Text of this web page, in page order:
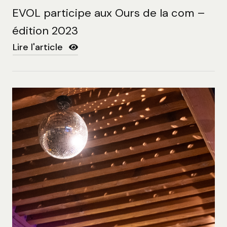
EVOL participe aux Ours de la com –
édition 2023
Lire l'article